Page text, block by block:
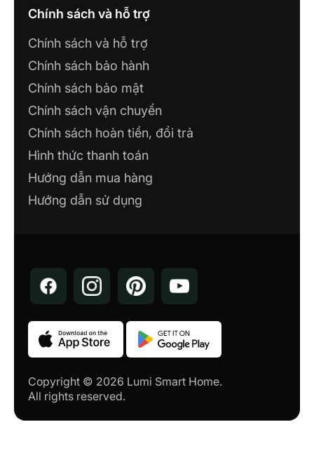
Chính sách và hỗ trợ
Chính sách và hỗ trợ
Chính sách bảo hành
Chính sách bảo mật
Chính sách vận chuyển
Chính sách hoàn tiền, đổi trả
Hình thức thanh toán
Hướng dẫn mua hàng
Hướng dẫn sử dụng
Copyright © 2026 Lumi Smart Home.
All rights reserved.